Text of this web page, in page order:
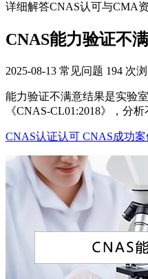
详细解答CNAS认可与CMA
CNAS能力验证不
2025-08-13 常见问题 194 次
能力验证不满意结果是实验
《CNAS-CL01:2018》，分
CNAS认证认可 CNAS成功案